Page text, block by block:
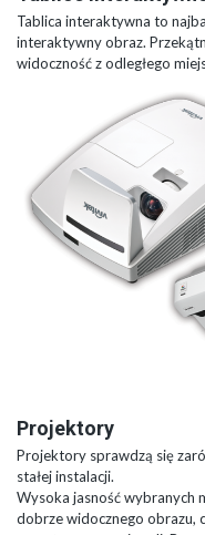
Tablica interaktywna to
interaktywny obraz.
widoczność z odległego
Projektory
Projektory sprawdzą się
stałej instalacji.
Wysoka jasność wybranych
dobrze widocznego obrazu,